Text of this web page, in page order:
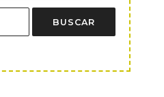
BUSCAR